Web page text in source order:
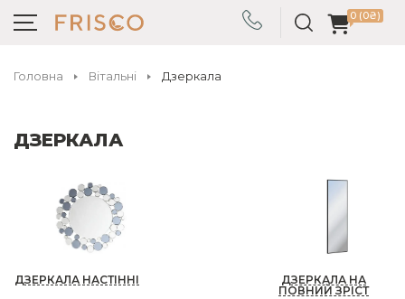
0 (0₴)
Головна Вітальні Дзеркала
ДЗЕРКАЛА
ДЗЕРКАЛА НАСТІННІ
ДЗЕРКАЛА НА
ПОВНИЙ ЗРІСТ